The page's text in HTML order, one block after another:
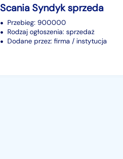
Scania Syndyk sprzeda
Przebieg: 900000
Rodzaj ogłoszenia: sprzedaż
Dodane przez: firma / instytucja